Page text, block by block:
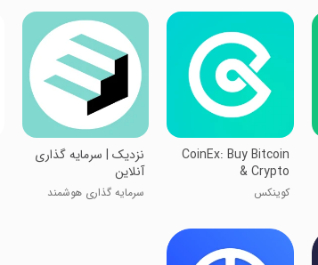
CoinEx: Buy Bitcoin
& Crypto
کوینکس
نزدیک | سرمایه گذاری
آنلاین
سرمایه گذاری هوشمند